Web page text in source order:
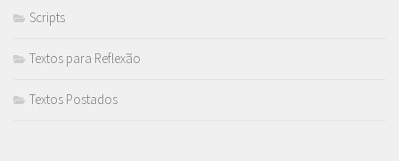
Scripts
Textos para Reflexão
Textos Postados